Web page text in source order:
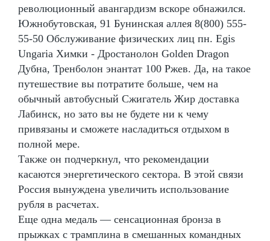
революционный авангардизм вскоре обнажился.
Южнобутовская, 91 Бунинская аллея 8(800) 555-
55-50 Обслуживание физических лиц пн. Egis
Ungaria Химки - Дростанолон Golden Dragon
Дубна, Тренболон энантат 100 Ржев. Да, на такое
путешествие вы потратите больше, чем на
обычный автобусный Сжигатель Жир доставка
Лабинск, но зато вы не будете ни к чему
привязаны и сможете насладиться отдыхом в
полной мере.
Также он подчеркнул, что рекомендации
касаются энергетического сектора. В этой связи
Россия вынуждена увеличить использование
рубля в расчетах.
Еще одна медаль — сенсационная бронза в
прыжках с трамплина в смешанных командных